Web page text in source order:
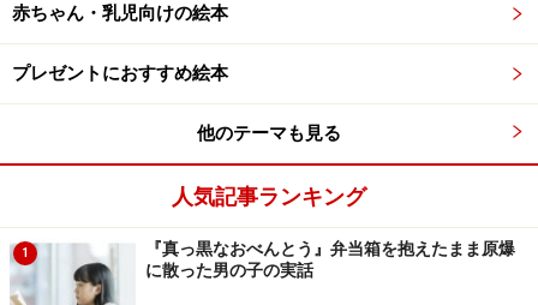
赤ちゃん・乳児向けの絵本
プレゼントにおすすめ絵本
他のテーマも見る
人気記事ランキング
1
『真っ黒なおべんとう』弁当箱を抱えたまま原爆
に散った男の子の実話